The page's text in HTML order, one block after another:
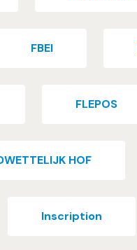
FBEI
FLEPOS
HOF
Inscription